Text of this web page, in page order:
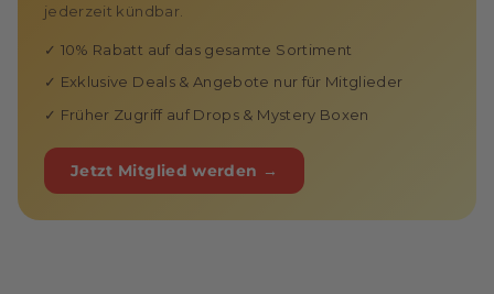
jederzeit kündbar.
✓ 10% Rabatt auf das gesamte Sortiment
✓ Exklusive Deals & Angebote nur für Mitglieder
✓ Früher Zugriff auf Drops & Mystery Boxen
Jetzt Mitglied werden →